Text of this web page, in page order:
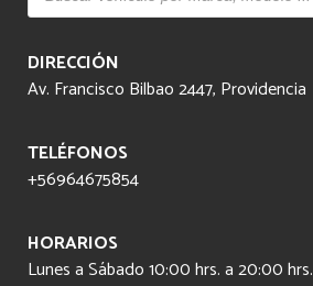
productos
DIRECCIÓN
Av. Francisco Bilbao 2447, Providencia
TELÉFONOS
+56964675854
HORARIOS
Lunes a Sábado 10:00 hrs. a 20:00 hrs.